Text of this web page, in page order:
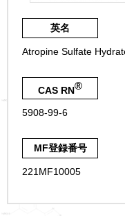
英名
Atropine Sulfate
CAS RN®
5908-99-6
MF登録番号
221MF10005